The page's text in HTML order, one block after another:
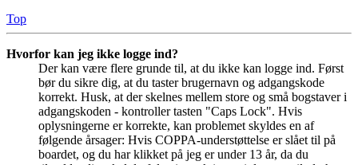
Top
Hvorfor kan jeg ikke logge ind?
Der kan være flere grunde til, at du ikke kan logge ind. Først
bør du sikre dig, at du taster brugernavn og adgangskode
korrekt. Husk, at der skelnes mellem store og små bogstaver i
adgangskoden - kontroller tasten "Caps Lock". Hvis
oplysningerne er korrekte, kan problemet skyldes en af
følgende årsager: Hvis COPPA-understøttelse er slået til på
boardet, og du har klikket på jeg er under 13 år, da du